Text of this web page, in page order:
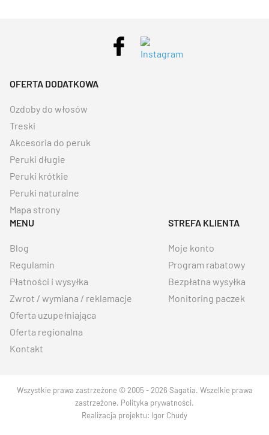
OFERTA DODATKOWA
Ozdoby do włosów
Treski
Akcesoria do peruk
Peruki długie
Peruki krótkie
Peruki naturalne
Mapa strony
MENU
Blog
Regulamin
Płatności i wysyłka
Zwrot / wymiana / reklamacje
Oferta uzupełniająca
Oferta regionalna
Kontakt
STREFA KLIENTA
Moje konto
Program rabatowy
Bezpłatna wysyłka
Monitoring paczek
Wszystkie prawa zastrzeżone © 2005 - 2026 Sagatia. Wszelkie prawa
zastrzeżone. Polityka prywatności.
Realizacja projektu: Igor Chudy